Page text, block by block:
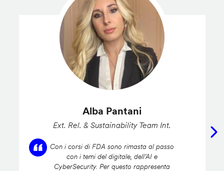
Alba Pantani
Ext. Rel. & Sustainability Team Int.
Con i corsi di FDA sono rimasta al passo
con i temi del digitale, dell’AI e
CyberSecurity. Per questo rappresenta